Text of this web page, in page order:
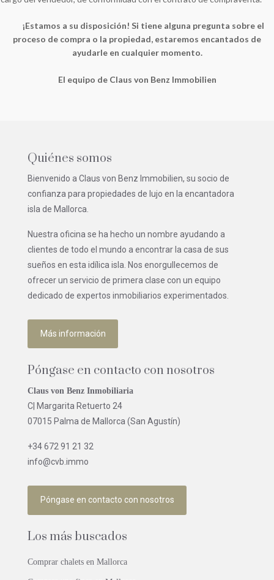
¡Estamos a su disposición! Si tiene alguna pregunta sobre el
proceso de compra o la propiedad, estaremos encantados de
ayudarle en cualquier momento.
El equipo de Claus von Benz Immobilien
Quiénes somos
Bienvenido a Claus von Benz Immobilien, su socio de
confianza para propiedades de lujo en la encantadora
isla de Mallorca.
Nuestra oficina se ha hecho un nombre ayudando a
clientes de todo el mundo a encontrar la casa de sus
sueños en esta idílica isla. Nos enorgullecemos de
ofrecer un servicio de primera clase con un equipo
dedicado de expertos inmobiliarios experimentados.
Más información
Póngase en contacto con nosotros
Claus von Benz Inmobiliaria
C| Margarita Retuerto 24
07015 Palma de Mallorca (San Agustín)
+34 672 91 21 32
info@cvb.immo
Póngase en contacto con nosotros
Los más buscados
Comprar chalets en Mallorca